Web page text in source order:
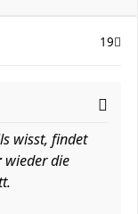
19
wisst, findet
wieder die